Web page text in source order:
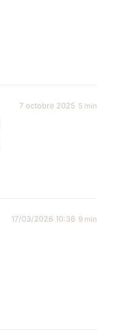
7 octobre 2025 5 min
17/03/2026 10:36 9 min